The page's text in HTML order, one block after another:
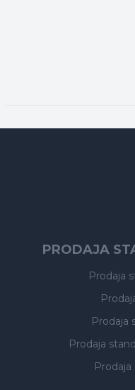
PRODAJA
Prodaja
Prodaja
Prodaja
Prodaja